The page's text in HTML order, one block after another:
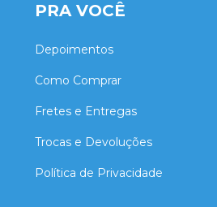
PRA VOCÊ
Depoimentos
Como Comprar
Fretes e Entregas
Trocas e Devoluções
Política de Privacidade